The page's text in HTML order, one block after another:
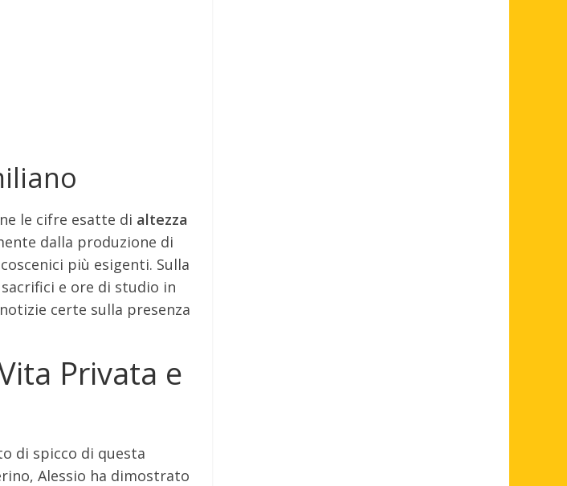
le cifre esatte di altezza
dalla produzione di
più esigenti. Sulla
e ore di studio in
certe sulla presenza
Privata e
di spicco di questa
Alessio ha dimostrato